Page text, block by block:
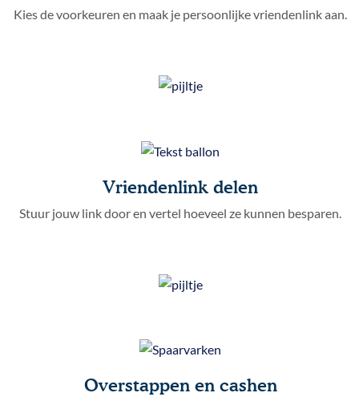
Kies de voorkeuren en maak je persoonlijke vriendenlink aan.
Vriendenlink delen
Stuur jouw link door en vertel hoeveel ze kunnen besparen.
Overstappen en cashen